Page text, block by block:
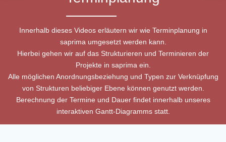
Innerhalb dieses Videos erläutern wir wie Terminplanung in
saprima umgesetzt werden kann.
Hierbei gehen wir auf das Strukturieren und Terminieren der
Projekte in saprima ein.
Alle möglichen Anordnungsbeziehung und Typen zur Verknüpfung
von Strukturen beliebiger Ebene können genutzt werden.
Berechnung der Termine und Dauer findet innerhalb unseres
interaktiven Gantt-Diagramms statt.